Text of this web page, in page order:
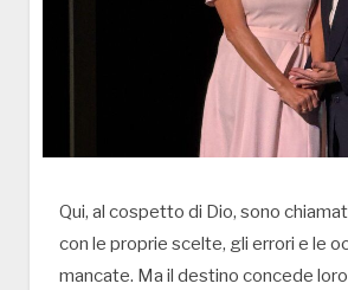
Qui, al cospetto di Dio, sono
con le proprie scelte, gli errori e le
mancate. Ma il destino concede loro